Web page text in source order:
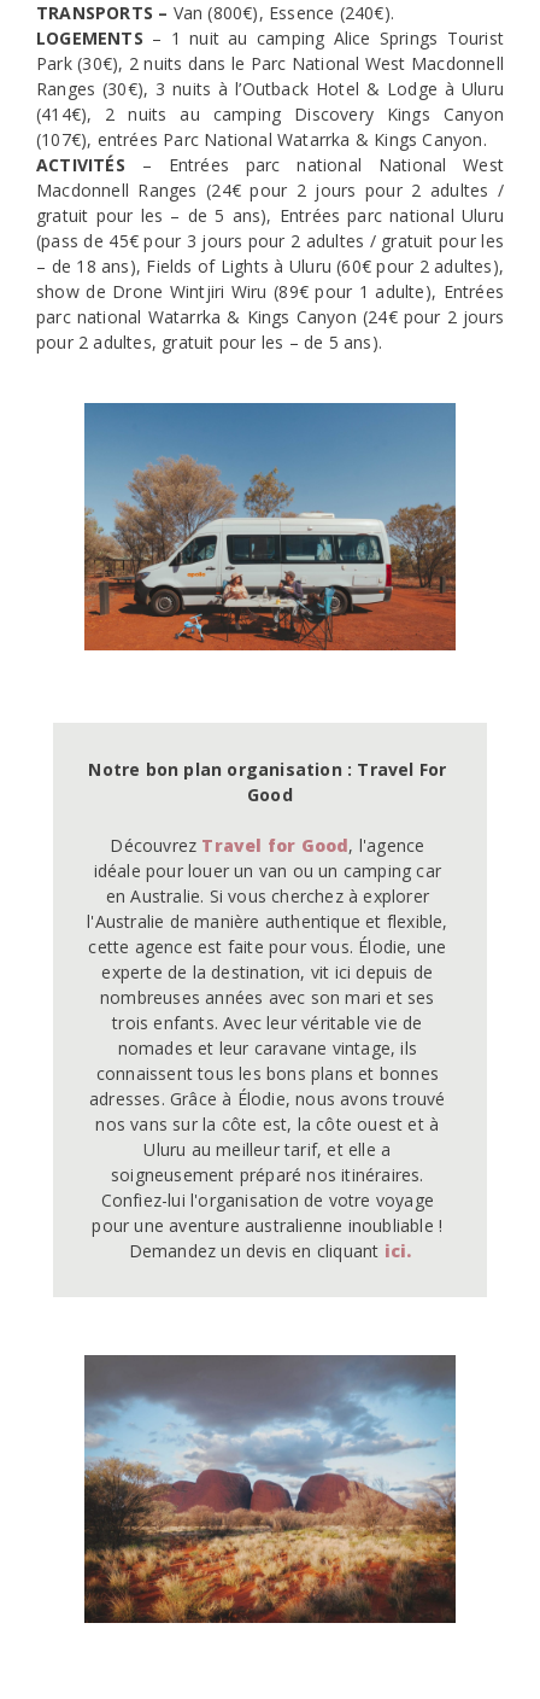
TRANSPORTS – Van (800€), Essence (240€).
LOGEMENTS – 1 nuit au camping Alice Springs Tourist
Park (30€), 2 nuits dans le Parc National West Macdonnell
Ranges (30€), 3 nuits à l’Outback Hotel & Lodge à Uluru
(414€), 2 nuits au camping Discovery Kings Canyon
(107€), entrées Parc National Watarrka & Kings Canyon.
ACTIVITÉS – Entrées parc national National West
Macdonnell Ranges (24€ pour 2 jours pour 2 adultes /
gratuit pour les – de 5 ans), Entrées parc national Uluru
(pass de 45€ pour 3 jours pour 2 adultes / gratuit pour les
– de 18 ans), Fields of Lights à Uluru (60€ pour 2 adultes),
show de Drone Wintjiri Wiru (89€ pour 1 adulte), Entrées
parc national Watarrka & Kings Canyon (24€ pour 2 jours
pour 2 adultes, gratuit pour les – de 5 ans).
Notre bon plan organisation : Travel For
Good
Découvrez Travel for Good, l'agence
idéale pour louer un van ou un camping car
en Australie. Si vous cherchez à explorer
l'Australie de manière authentique et flexible,
cette agence est faite pour vous. Élodie, une
experte de la destination, vit ici depuis de
nombreuses années avec son mari et ses
trois enfants. Avec leur véritable vie de
nomades et leur caravane vintage, ils
connaissent tous les bons plans et bonnes
adresses. Grâce à Élodie, nous avons trouvé
nos vans sur la côte est, la côte ouest et à
Uluru au meilleur tarif, et elle a
soigneusement préparé nos itinéraires.
Confiez-lui l'organisation de votre voyage
pour une aventure australienne inoubliable !
Demandez un devis en cliquant ici.